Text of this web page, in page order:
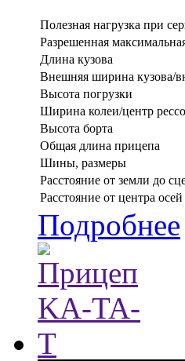
Полезная нагрузка при
Разрешенная
Длина кузова
Внешняя ширина кузова/
Высота погрузки
Ширина колеи/центр
Высота борта
Общая длина прицепа
Шины, размеры
Расстояние от земли до
Расстояние от центра осей
Подробнее